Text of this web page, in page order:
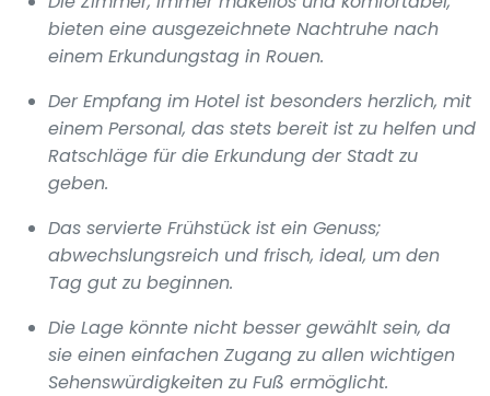
bieten eine ausgezeichnete Nachtruhe nach
einem Erkundungstag in Rouen.
Der Empfang im Hotel ist besonders herzlich, mit
einem Personal, das stets bereit ist zu helfen und
Ratschläge für die Erkundung der Stadt zu
geben.
Das servierte Frühstück ist ein Genuss;
abwechslungsreich und frisch, ideal, um den
Tag gut zu beginnen.
Die Lage könnte nicht besser gewählt sein, da
sie einen einfachen Zugang zu allen wichtigen
Sehenswürdigkeiten zu Fuß ermöglicht.